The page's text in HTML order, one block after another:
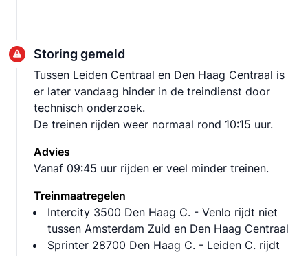
Storing gemeld
Tussen Leiden Centraal en Den Haag Centraal is
er later vandaag hinder in de treindienst door
technisch onderzoek.
De treinen rijden weer normaal rond 10:15 uur.
Advies
Vanaf 09:45 uur rijden er veel minder treinen.
Treinmaatregelen
Intercity 3500 Den Haag C. - Venlo rijdt niet
tussen Amsterdam Zuid en Den Haag Centraal
Sprinter 28700 Den Haag C. - Leiden C. rijdt